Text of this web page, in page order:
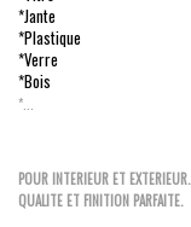
*Jante
*Plastique
*Verre
*Bois
*...
POUR INTERIEUR ET EXTERIEUR.
QUALITE ET FINITION PARFAITE.